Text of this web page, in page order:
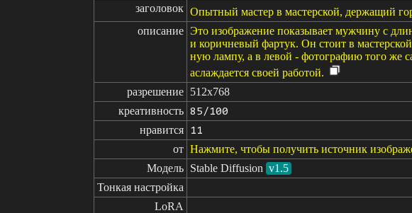
заголовок Опытный мастер в мастерской, держащий
описание Это изображение показывает мужчину с
и коричневый фартук. Он стоит в
ную лампу, а в левой - фотографию того же
аслаждается своей работой.
разрешение 512x768
креативность 85/100
нравится 11
от Нажмите, чтобы получить источник
Модель Stable Diffusion v1.5
Тонкая настройка
LoRA